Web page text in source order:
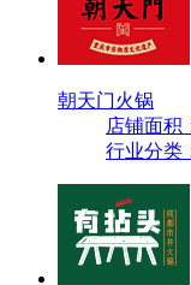
朝天门火锅
店铺面积
行业分类